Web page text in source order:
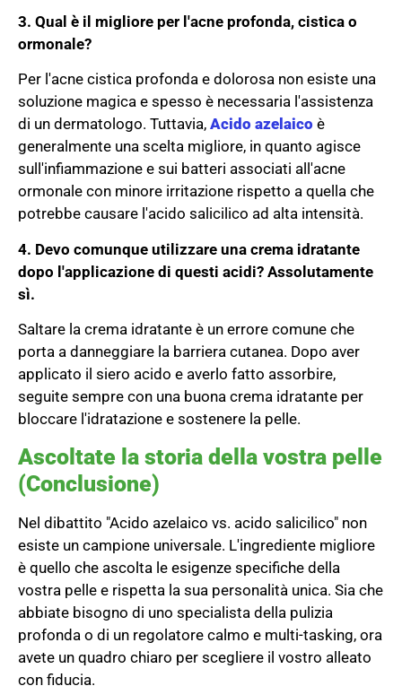
3. Qual è il migliore per l'acne profonda, cistica o
ormonale?
Per l'acne cistica profonda e dolorosa non esiste una
soluzione magica e spesso è necessaria l'assistenza
di un dermatologo. Tuttavia, Acido azelaico è
generalmente una scelta migliore, in quanto agisce
sull'infiammazione e sui batteri associati all'acne
ormonale con minore irritazione rispetto a quella che
potrebbe causare l'acido salicilico ad alta intensità.
4. Devo comunque utilizzare una crema idratante
dopo l'applicazione di questi acidi? Assolutamente
sì.
Saltare la crema idratante è un errore comune che
porta a danneggiare la barriera cutanea. Dopo aver
applicato il siero acido e averlo fatto assorbire,
seguite sempre con una buona crema idratante per
bloccare l'idratazione e sostenere la pelle.
Ascoltate la storia della vostra pelle
(Conclusione)
Nel dibattito "Acido azelaico vs. acido salicilico" non
esiste un campione universale. L'ingrediente migliore
è quello che ascolta le esigenze specifiche della
vostra pelle e rispetta la sua personalità unica. Sia che
abbiate bisogno di uno specialista della pulizia
profonda o di un regolatore calmo e multi-tasking, ora
avete un quadro chiaro per scegliere il vostro alleato
con fiducia.